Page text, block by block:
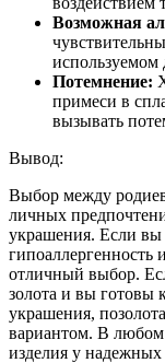
Возможная
используемом
Потемнение:
примеси в
вызывать
Вывод:
Выбор между
личных
украшения. Если вы
отличный выбор.
золота и вы готовы
украшения,
вариантом. В любом
изделия у надежных